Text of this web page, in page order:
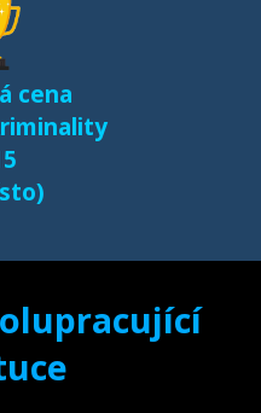
cena